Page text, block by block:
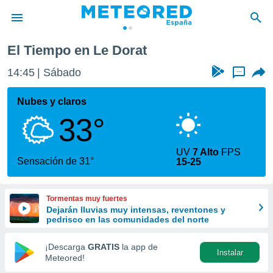
de
por
que se
calidad.
a este
las
y
forma
digital
basada
El Tiempo en Le Dorat
14:45 Sábado ...
Nubes y claros
33°
Sensación de 31°
UV7 Alto FPS
15-25
Tormentas muy fuertes
Dejarán lluvias muy intensas, reventones y
pedrisco en las comunidades del norte
¡Descarga GRATIS la app de
Meteored!
Instalar